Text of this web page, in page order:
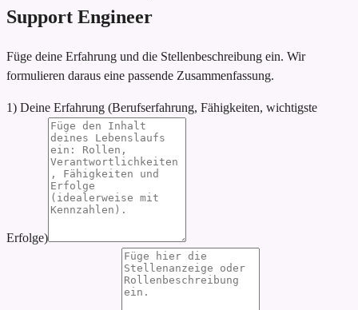
Support Engineer
Füge deine Erfahrung und die Stellenbeschreibung ein. Wir
formulieren daraus eine passende Zusammenfassung.
1) Deine Erfahrung (Berufserfahrung, Fähigkeiten, wichtigste
Erfolge)